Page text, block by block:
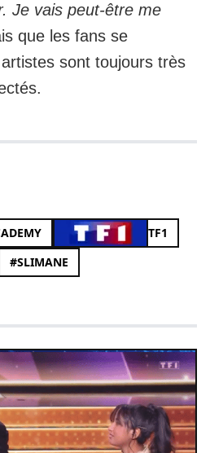
Je vais peut-être me
que les fans se
sont toujours très
TF1
#SLIMANE